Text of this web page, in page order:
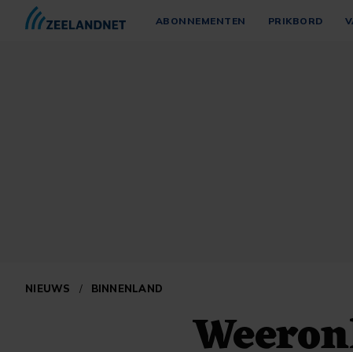
ABONNEMENTEN PRIKBORD
NIEUWS / BINNENLAND